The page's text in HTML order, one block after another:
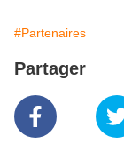
#Partenaires
Partager